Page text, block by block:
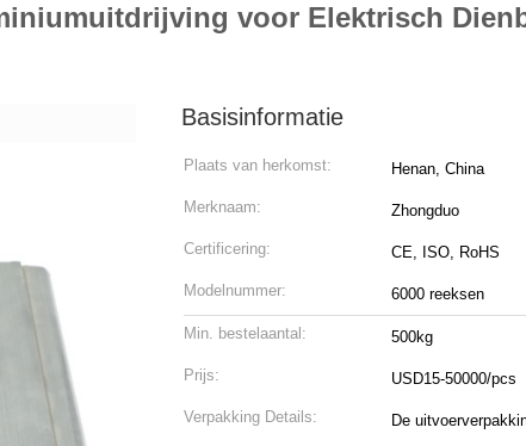
voor Elektrisch
Basisinformatie
Plaats van herkomst: Henan, China
Merknaam: Zhongduo
Certificering: CE, ISO, RoHS
Modelnummer: 6000 reeksen
Min. bestelaantal: 500kg
Prijs: USD15-50000/pcs
Verpakking Details: De